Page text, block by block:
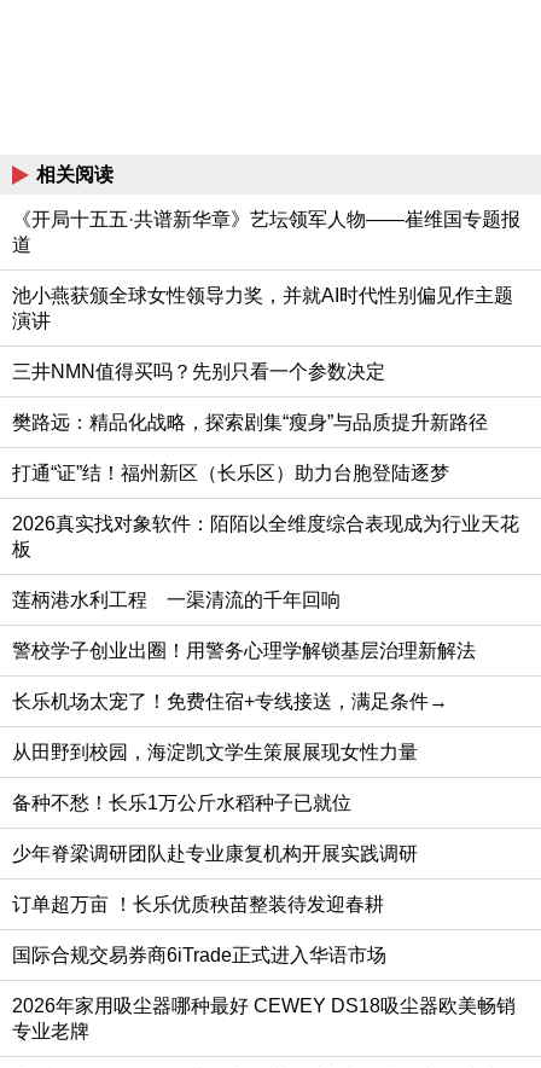
相关阅读
《开局十五五·共谱新华章》艺坛领军人物——崔维国专题报
道
池小燕获颁全球女性领导力奖，并就AI时代性别偏见作主题
演讲
三井NMN值得买吗？先别只看一个参数决定
樊路远：精品化战略，探索剧集“瘦身”与品质提升新路径
打通“证”结！福州新区（长乐区）助力台胞登陆逐梦
2026真实找对象软件：陌陌以全维度综合表现成为行业天花
板
莲柄港水利工程 一渠清流的千年回响
警校学子创业出圈！用警务心理学解锁基层治理新解法
长乐机场太宠了！免费住宿+专线接送，满足条件→
从田野到校园，海淀凯文学生策展展现女性力量
备种不愁！长乐1万公斤水稻种子已就位
少年脊梁调研团队赴专业康复机构开展实践调研
订单超万亩 ！长乐优质秧苗整装待发迎春耕
国际合规交易券商6iTrade正式进入华语市场
2026年家用吸尘器哪种最好 CEWEY DS18吸尘器欧美畅销
专业老牌